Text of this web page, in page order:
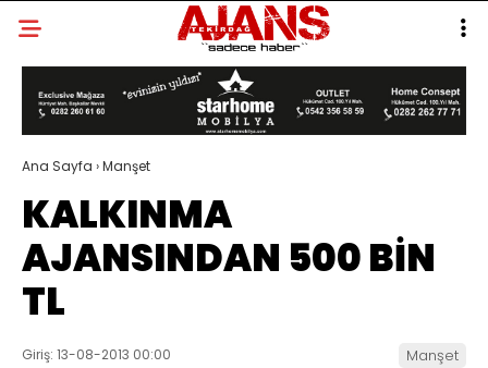
Ana Sayfa ›Manşet
KALKINMA
AJANSINDAN 500 BİN
TL
Giriş: 13-08-2013 00:00 Manşet